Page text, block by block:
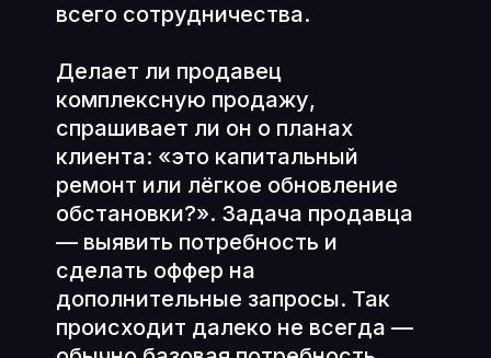
всего сотрудничества.
Делает ли продавец
комплексную продажу,
спрашивает ли он о планах
клиента: «это капитальный
ремонт или лёгкое обновление
обстановки?». Задача продавца
— выявить потребность и
сделать оффер на
дополнительные запросы. Так
происходит далеко не всегда —